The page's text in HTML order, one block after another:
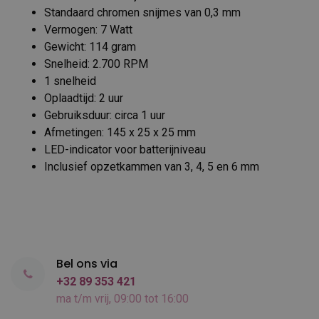
Standaard chromen snijmes van 0,3 mm
Vermogen: 7 Watt
Gewicht: 114 gram
Snelheid: 2.700 RPM
1 snelheid
Oplaadtijd: 2 uur
Gebruiksduur: circa 1 uur
Afmetingen: 145 x 25 x 25 mm
LED-indicator voor batterijniveau
Inclusief opzetkammen van 3, 4, 5 en 6 mm
Bel ons via
+32 89 353 421
ma t/m vrij, 09:00 tot 16:00